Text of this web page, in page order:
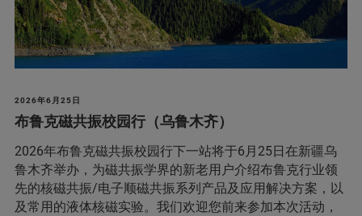
2026年6月25日
布鲁克磁共振校园行（乌鲁木齐）
2026年布鲁克磁共振校园行下一站将于6月25日在新疆乌
鲁木齐举办，为磁共振学界的新老用户介绍布鲁克行业领
先的核磁共振/电子顺磁共振系列产品及应用解决方案，以
及常用的液体核磁实验。我们欢迎您前来参加本次活动，